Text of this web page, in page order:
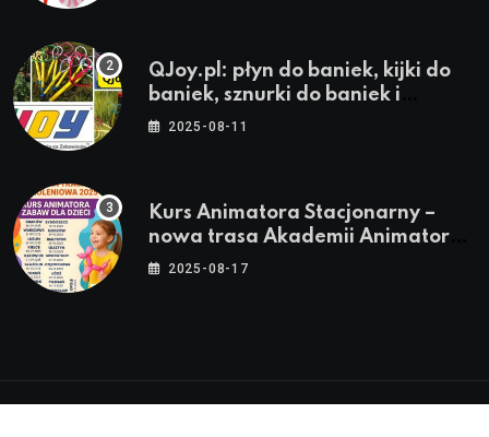
QJoy.pl: płyn do baniek, kijki do
baniek, sznurki do baniek i
zestawy do baniek
2025-08-11
Kurs Animatora Stacjonarny –
nowa trasa Akademii Animatora
– jesień 2025
2025-08-17